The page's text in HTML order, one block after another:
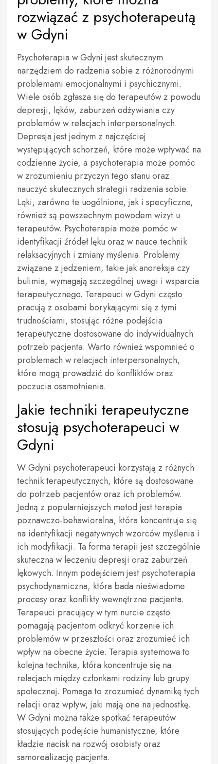
rozwiązać z psychoterapeutą
w Gdyni
Psychoterapia w Gdyni jest skutecznym
narzędziem do radzenia sobie z różnorodnymi
problemami emocjonalnymi i psychicznymi.
Wiele osób zgłasza się do terapeutów z powodu
depresji, lęków, zaburzeń odżywiania czy
problemów w relacjach interpersonalnych.
Depresja jest jednym z najczęściej
występujących schorzeń, które może wpływać na
codzienne życie, a psychoterapia może pomóc
w zrozumieniu przyczyn tego stanu oraz
nauczyć skutecznych strategii radzenia sobie.
Lęki, zarówno te uogólnione, jak i specyficzne,
również są powszechnym powodem wizyt u
terapeutów. Psychoterapia może pomóc w
identyfikacji źródeł lęku oraz w nauce technik
relaksacyjnych i zmiany myślenia. Problemy
związane z jedzeniem, takie jak anoreksja czy
bulimia, wymagają szczególnej uwagi i wsparcia
terapeutycznego. Terapeuci w Gdyni często
pracują z osobami borykającymi się z tymi
trudnościami, stosując różne podejścia
terapeutyczne dostosowane do indywidualnych
potrzeb pacjenta. Warto również wspomnieć o
problemach w relacjach interpersonalnych,
które mogą prowadzić do konfliktów oraz
poczucia osamotnienia.
Jakie techniki terapeutyczne
stosują psychoterapeuci w
Gdyni
W Gdyni psychoterapeuci korzystają z różnych
technik terapeutycznych, które są dostosowane
do potrzeb pacjentów oraz ich problemów.
Jedną z popularniejszych metod jest terapia
poznawczo-behawioralna, która koncentruje się
na identyfikacji negatywnych wzorców myślenia i
ich modyfikacji. Ta forma terapii jest szczególnie
skuteczna w leczeniu depresji oraz zaburzeń
lękowych. Innym podejściem jest psychoterapia
psychodynamiczna, która bada nieświadome
procesy oraz konflikty wewnętrzne pacjenta.
Terapeuci pracujący w tym nurcie często
pomagają pacjentom odkryć korzenie ich
problemów w przeszłości oraz zrozumieć ich
wpływ na obecne życie. Terapia systemowa to
kolejna technika, która koncentruje się na
relacjach między członkami rodziny lub grupy
społecznej. Pomaga to zrozumieć dynamikę tych
relacji oraz wpływ, jaki mają one na jednostkę.
W Gdyni można także spotkać terapeutów
stosujących podejście humanistyczne, które
kładzie nacisk na rozwój osobisty oraz
samorealizację pacjenta.